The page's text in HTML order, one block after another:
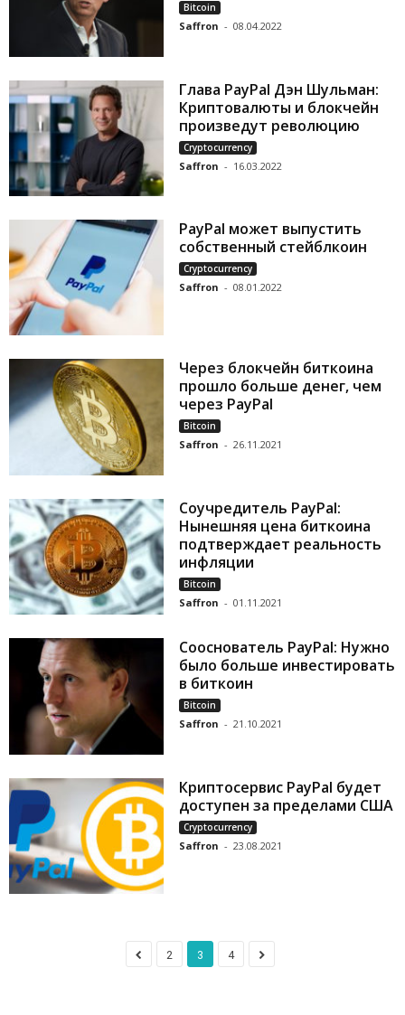
Bitcoin
Saffron - 08.04.2022
Глава PayPal Дэн Шульман:
Криптовалюты и блокчейн
произведут революцию
Cryptocurrency
Saffron - 16.03.2022
PayPal может выпустить
собственный стейблкоин
Cryptocurrency
Saffron - 08.01.2022
Через блокчейн биткоина
прошло больше денег, чем
через PayPal
Bitcoin
Saffron - 26.11.2021
Соучредитель PayPal:
Нынешняя цена биткоина
подтверждает реальность
инфляции
Bitcoin
Saffron - 01.11.2021
Сооснователь PayPal: Нужно
было больше инвестировать
в биткоин
Bitcoin
Saffron - 21.10.2021
Криптосервис PayPal будет
доступен за пределами США
Cryptocurrency
Saffron - 23.08.2021
2 3 4